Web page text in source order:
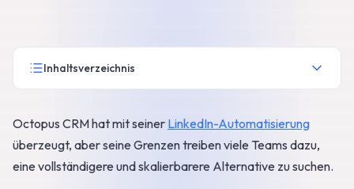
Inhaltsverzeichnis
Octopus CRM hat mit seiner LinkedIn-Automatisierung
überzeugt, aber seine Grenzen treiben viele Teams dazu,
eine vollständigere und skalierbarere Alternative zu suchen.